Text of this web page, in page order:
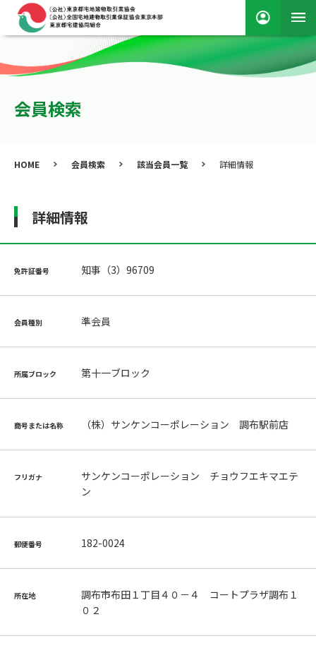
会員検索
HOME 会員検索 該当会員一覧 詳細情報
詳細情報
免許証番号 知事（3）96709
会員種別 準会員
所属ブロック 第十一ブロック
商号または名称 （株）サンケンコーポレーション 調布駅前店
フリガナ
サンケンコーポレーション チョウフエキマエテ
ン
郵便番号 182-0024
所在地
調布市布田１丁目４０－４ コートプラザ調布１
０２